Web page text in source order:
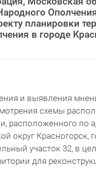
планировки
в городе
и выявления
схемы
расположенного по
округ Красногорск,
участок 32, в
для